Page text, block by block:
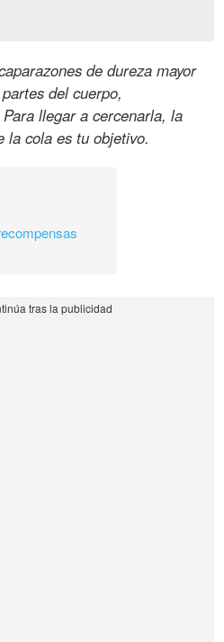
de dureza mayor
del cuerpo,
llegar a cercenarla, la
la cola es tu objetivo.